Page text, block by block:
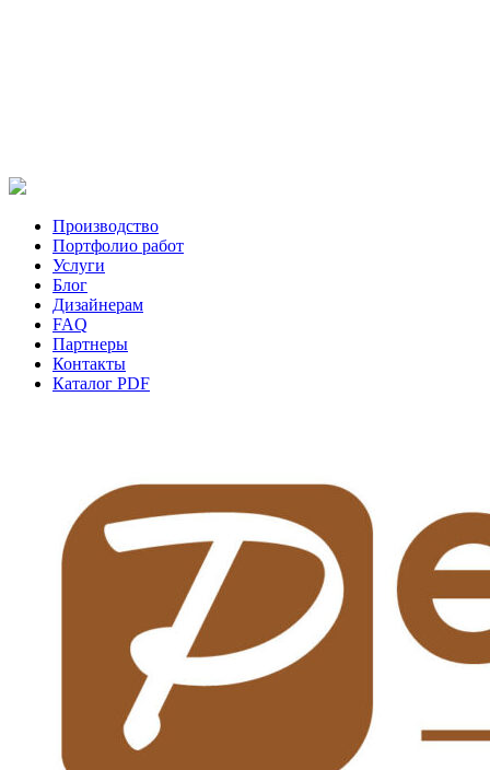
Производство
Портфолио работ
Услуги
Блог
Дизайнерам
FAQ
Партнеры
Контакты
Каталог PDF